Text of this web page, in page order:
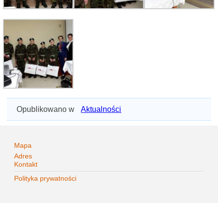
Opublikowano w Aktualności
Mapa
Adres
Kontakt
Polityka prywatności